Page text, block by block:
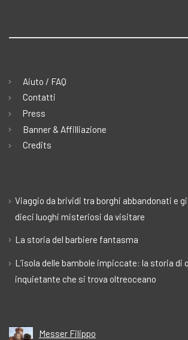
Aiuto / FAQ
Contatti
Press
Banner & Affilliazione
Credits
Viaggio da brividi tra borghi abbandonati e
dieci luoghi misteriosi da visitare
La storia del barbiere fantasma
L’isola delle bambole impiccate: la storia di
inquietante che si trova oltreoceano
Messer Filippo